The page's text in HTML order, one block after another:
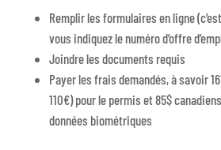
Remplir les formulaires en ligne
vous indiquez le numéro d’offre
Joindre les documents requis
Payer les frais demandés, à savoir
110€) pour le permis et 85$
données biométriques